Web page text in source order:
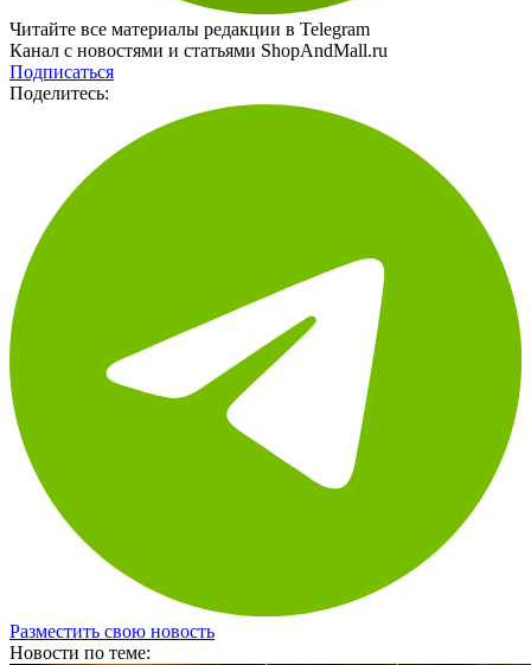
Читайте все материалы редакции в Telegram
Канал с новостями и статьями ShopAndMall.ru
Подписаться
Поделитесь:
Разместить свою новость
Новости по теме: